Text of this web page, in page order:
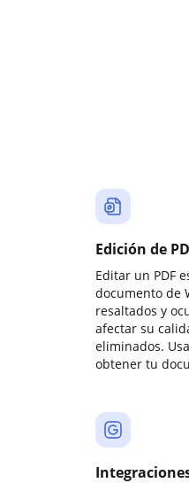
Edición de
Editar un PDF
documento de
resaltados y
afectar su
eliminados.
obtener tu